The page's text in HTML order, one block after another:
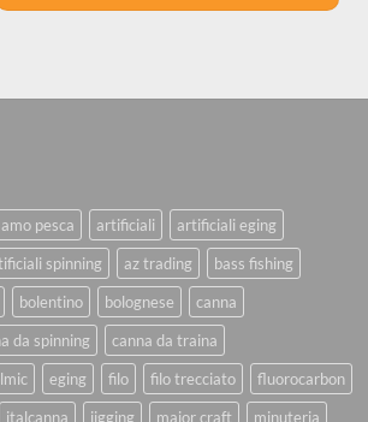
amo pesca artificiali
artificiali eging
spinning az trading
bass fishing
bolentino bolognese
canna
da spinning
canna da traina
eging filo filo trecciato
fluorocarbon
italcanna jigging major craft minuteria